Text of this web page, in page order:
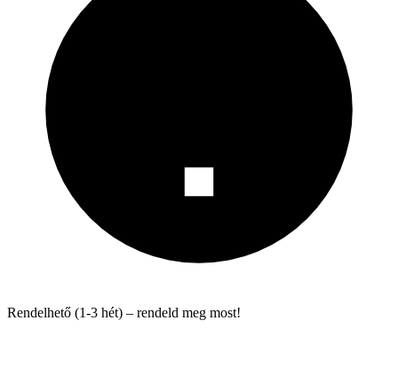
Rendelhető (1-3 hét) – rendeld meg most!